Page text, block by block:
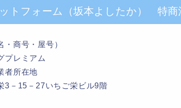
トフォーム（坂本よしたか） 特商
・商号・屋号）
プレミアム
者所在地
3－15－27いちご栄ビル9階